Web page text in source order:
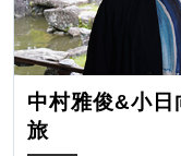
中村雅俊&小
旅